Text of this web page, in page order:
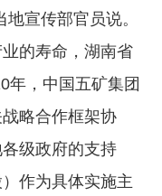
宣传部官员说。
的寿命，湖南省
年，中国五矿集团
略合作框架协
级政府的支持
作为具体实施主